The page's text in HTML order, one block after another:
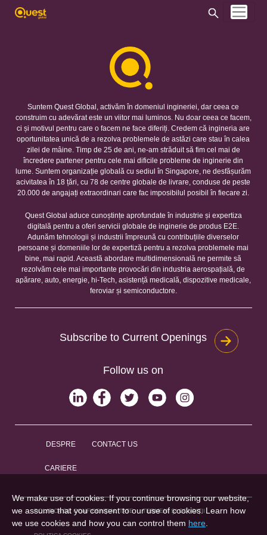
Suntem Quest Global, activăm în domeniul ingineriei, dar ceea ce
construim cu adevărat este un viitor mai luminos. Nu doar ceea ce facem,
ci și motivul pentru care o facem ne face diferiți. Credem că ingineria are
oportunitatea unică de a rezolva problemele de astăzi care stau în calea
zilei de mâine. Timp de 25 de ani, ne-am străduit să fim cel mai de
încredere partener pentru cele mai dificile probleme de inginerie din
lume. Suntem organizație globală cu sediul în Singapore, ne desfășurăm
acivitatea în 18 țări, cu 78 de centre globale de livrare, conduse de peste
20.000 de angajați extraordinari care fac imposibilul posibil în fiecare zi.
Quest Global aduce cunoștințe aprofundate în industrie și expertiza
digitală pentru a oferi servicii globale de inginerie de produs E2E.
Adunăm tehnologii și industrii împreună cu contribuțiile diverselor
persoane și domeniile lor de expertiză pentru a rezolva problemele mai
bine, mai rapid. Această abordare multidimensională ne permite să
rezolvăm cele mai importante provocări din industria aerospațială, de
apărare, auto, energie, hi-Tech, asistență medicală, dispozitive medicale,
feroviar și semiconductore.
Subscribe to Current Openings
Follow us on
DESPRE CONTACT US
CARIERE
POLITICA DE CONFIDENȚIALITATE TERMENI ȘI CONDIȚII
We make use of cookies. If you continue browsing our website,
we assume that you consent to our use of cookies. Learn how
we use cookies and how you can control them here